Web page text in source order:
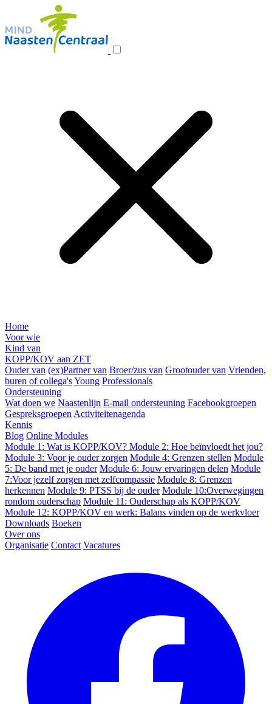
Home
Voor wie
Kind van
KOPP/KOV aan ZET
Ouder van (ex)Partner van Broer/zus van Grootouder van Vrienden,
buren of collega'sYoung Professionals
Ondersteuning
Wat doen we Naastenlijn E-mail ondersteuning Facebookgroepen
Gespreksgroepen Activiteitenagenda
Kennis
Blog Online Modules
Module 1: Wat is KOPP/KOV? Module 2: Hoe beïnvloedt het jou?
Module 3: Voor je ouder zorgen Module 4: Grenzen stellen Module
5: De band met je ouder Module 6: Jouw ervaringen delen Module
7:Voor jezelf zorgen met zelfcompassie Module 8: Grenzen
herkennen Module 9: PTSS bij de ouder Module 10:Overwegingen
rondom ouderschap Module 11: Ouderschap als KOPP/KOV
Module 12: KOPP/KOV en werk: Balans vinden op de werkvloer
Downloads Boeken
Over ons
Organisatie Contact Vacatures